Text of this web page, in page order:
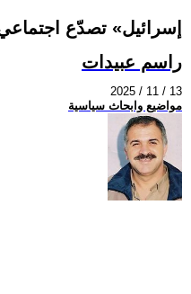
«إسرائيل» تصدّع
راسم عبيدات
2025 / 11 / 13
مواضيع وابحاث سياسية